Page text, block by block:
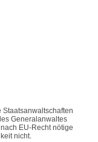
Staatsanwaltschaften
Generalanwaltes
EU-Recht nötige
nicht.